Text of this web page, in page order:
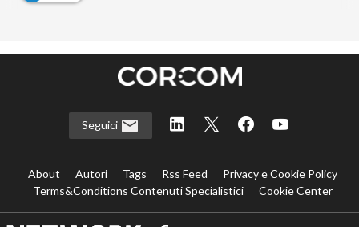
Seguici
About Autori Tags Rss Feed
Privacy e Cookie Policy
Terms&Conditions Contenuti Specialistici
Cookie Center